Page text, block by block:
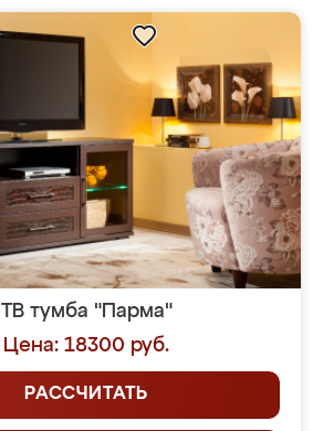
ТВ тумба "Парма"
Цена: 18300 руб.
РАССЧИТАТЬ